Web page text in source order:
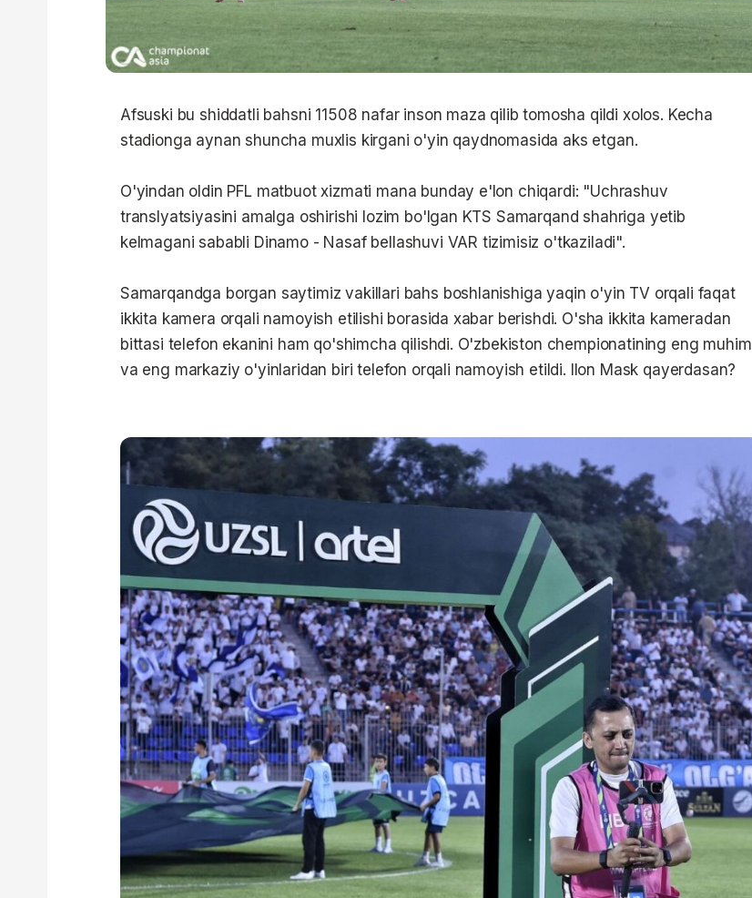
Afsuski bu shiddatli bahsni 11508 nafar inson maza qilib tomosha qildi xolos. Kecha
stadionga aynan shuncha muxlis kirgani o'yin qaydnomasida aks etgan.
O'yindan oldin PFL matbuot xizmati mana bunday e'lon chiqardi: "Uchrashuv
translyatsiyasini amalga oshirishi lozim bo'lgan KTS Samarqand shahriga yetib
kelmagani sababli Dinamo - Nasaf bellashuvi VAR tizimisiz o'tkaziladi".
Samarqandga borgan saytimiz vakillari bahs boshlanishiga yaqin o'yin TV orqali faqat
ikkita kamera orqali namoyish etilishi borasida xabar berishdi. O'sha ikkita kameradan
bittasi telefon ekanini ham qo'shimcha qilishdi. O'zbekiston chempionatining eng muhim
va eng markaziy o'yinlaridan biri telefon orqali namoyish etildi. Ilon Mask qayerdasan?